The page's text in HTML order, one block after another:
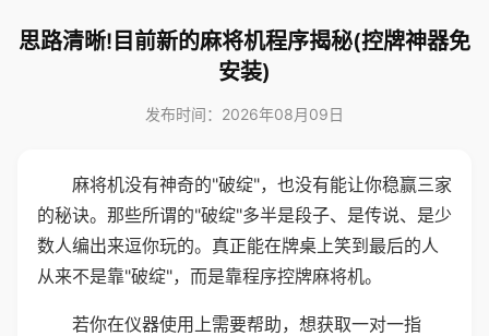
思路清晰!目前新的麻将机程序揭秘(控牌神器免
安装)
发布时间：2026年08月09日
麻将机没有神奇的"破绽"，也没有能让你稳赢三家
的秘诀。那些所谓的"破绽"多半是段子、是传说、是少
数人编出来逗你玩的。真正能在牌桌上笑到最后的人
从来不是靠"破绽"，而是靠程序控牌麻将机。
若你在仪器使用上需要帮助，想获取一对一指